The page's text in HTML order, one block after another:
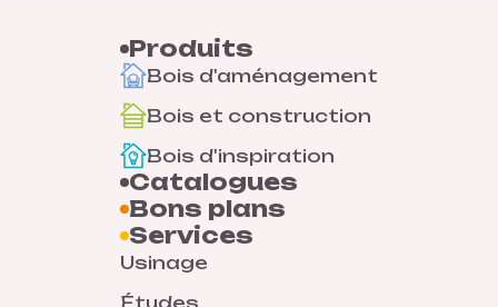
Produits
Bois d'aménagement
Bois et construction
Bois d'inspiration
Catalogues
Bons plans
Services
Usinage
Études